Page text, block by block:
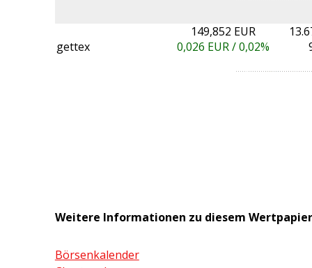
gettex
149,852 EUR
0,026 EUR /0,02%
Weitere Informationen zu diesem Wertpapier
Börsenkalender